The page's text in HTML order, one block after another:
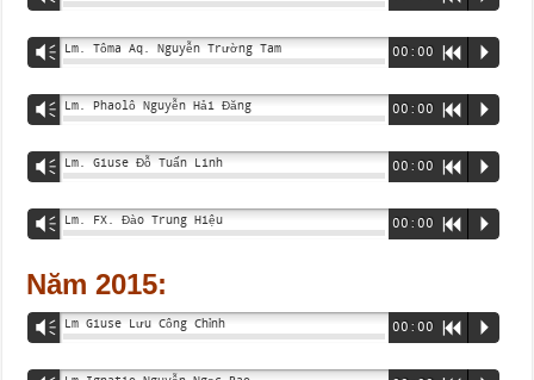
Vm Lm. Tôma Aq. Nguyễn Trường Tam 00:00 R P
Vm Lm. Phaolô Nguyễn Hải Đăng 00:00 R P
Vm Lm. Giuse Đỗ Tuấn Linh 00:00 R P
Vm Lm. FX. Đào Trung Hiệu 00:00 R P
Năm 2015:
Vm Lm Giuse Lưu Công Chỉnh 00:00 R P